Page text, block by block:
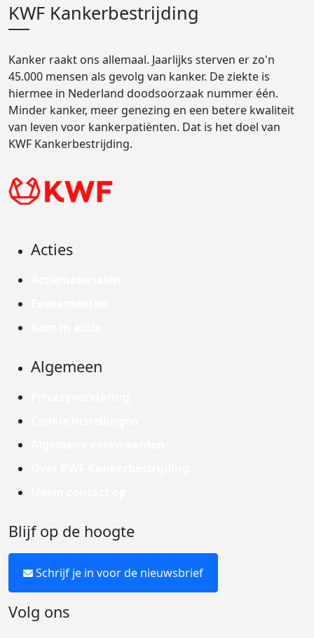
KWF Kankerbestrijding
Kanker raakt ons allemaal. Jaarlijks sterven er zo'n
45.000 mensen als gevolg van kanker. De ziekte is
hiermee in Nederland doodsoorzaak nummer één.
Minder kanker, meer genezing en een betere kwaliteit
van leven voor kankerpatiënten. Dat is het doel van
KWF Kankerbestrijding.
Acties
Algemeen
Blijf op de hoogte
Schrijf je in voor de nieuwsbrief
Volg ons